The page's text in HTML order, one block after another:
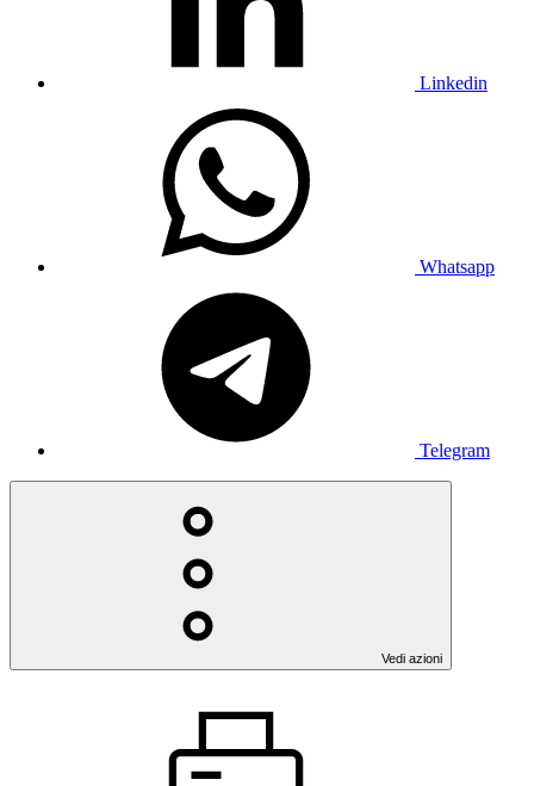
Linkedin
Whatsapp
Telegram
Vedi azioni